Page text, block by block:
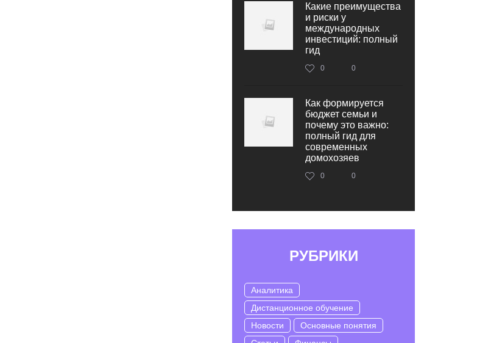
Какие преимущества
и риски у
международных
инвестиций: полный
гид
0 0
Как формируется
бюджет семьи и
почему это важно:
полный гид для
современных
домохозяев
0 0
РУБРИКИ
Аналитика
Дистанционное обучение
Новости
Основные понятия